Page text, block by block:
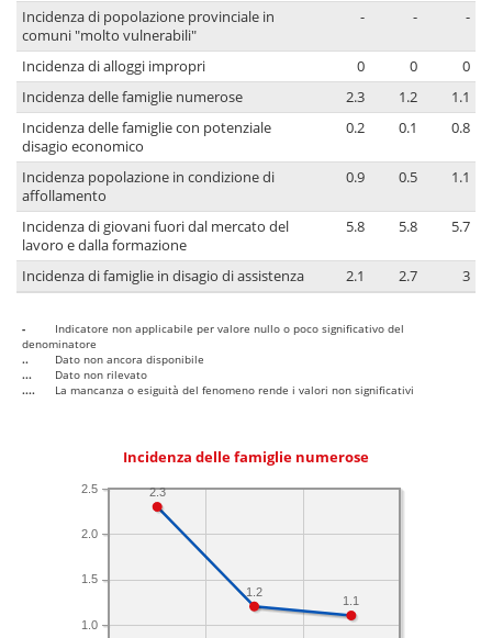
Incidenza di popolazione provinciale in
comuni "molto vulnerabili"
- - -
Incidenza di alloggi impropri 0 0
0
Incidenza delle famiglie numerose
2.3 1.2
1.1
Incidenza delle famiglie con potenziale
disagio economico
0.2 0.1 0.8
Incidenza popolazione in condizione di
affollamento
0.9 0.5 1.1
Incidenza di giovani fuori dal mercato del
lavoro e dalla formazione
5.8 5.8 5.7
Incidenza di famiglie in disagio di assistenza 2.1 2.7 3
-
Indicatore non applicabile per valore nullo o poco significativo del
denominatore
..
Dato non ancora disponibile
...
Dato non rilevato
....
La mancanza o esiguità del fenomeno rende i valori non significativi
Incidenza delle famiglie numerose
1.0
1.5
2.0
2.5
1.1
1.2
2.3